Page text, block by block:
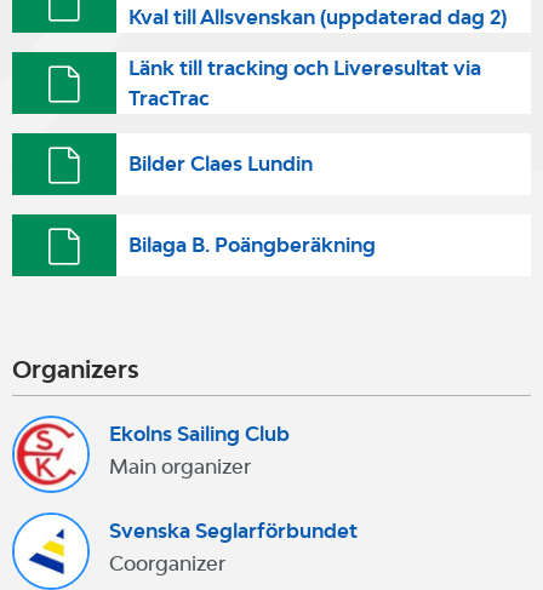
Kval till Allsvenskan (uppdaterad dag 2)
Länk till tracking och Liveresultat via
TracTrac
Bilder Claes Lundin
Bilaga B. Poängberäkning
Organizers
Ekolns Sailing Club
Main organizer
Svenska Seglarförbundet
Coorganizer